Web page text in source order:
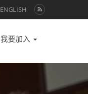
ENGLISH
我要加入